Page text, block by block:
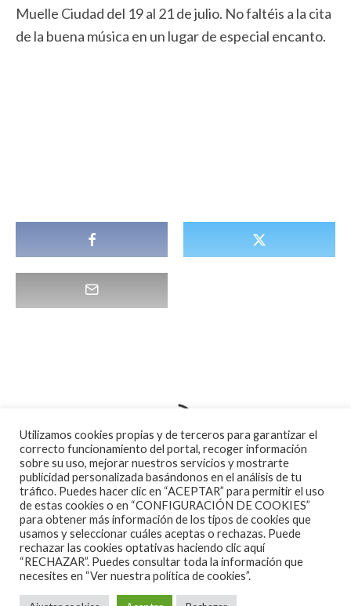
Muelle Ciudad del 19 al 21 de julio. No faltéis a la cita
de la buena música en un lugar de especial encanto.
Utilizamos cookies propias y de terceros para garantizar el
correcto funcionamiento del portal, recoger información
sobre su uso, mejorar nuestros servicios y mostrarte
publicidad personalizada basándonos en el análisis de tu
tráfico. Puedes hacer clic en “ACEPTAR” para permitir el uso
de estas cookies o en “CONFIGURACIÓN DE COOKIES”
para obtener más información de los tipos de cookies que
usamos y seleccionar cuáles aceptas o rechazas. Puede
rechazar las cookies optativas haciendo clic aquí
“RECHAZAR”. Puedes consultar toda la información que
necesites en “Ver nuestra política de cookies”.